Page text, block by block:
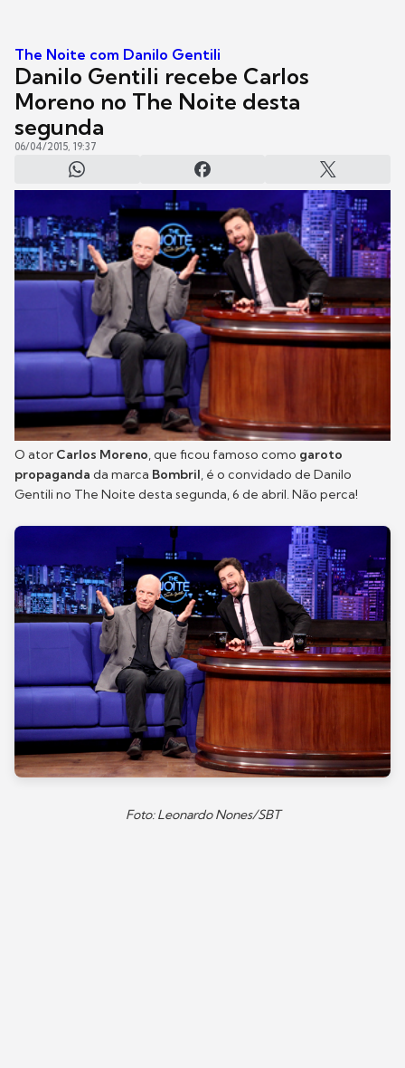
The Noite com Danilo Gentili
Danilo Gentili recebe Carlos
Moreno no The Noite desta
segunda
06/04/2015, 19:37
O ator Carlos Moreno, que ficou famoso como garoto
propaganda da marca Bombril, é o convidado de Danilo
Gentili no The Noite desta segunda, 6 de abril. Não perca!
Foto: Leonardo Nones/SBT